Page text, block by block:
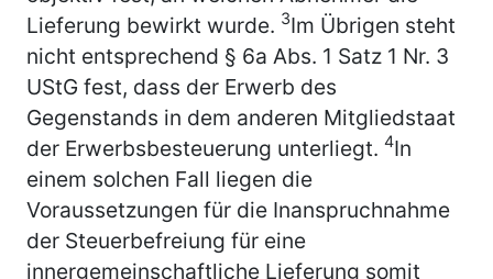
Lieferung bewirkt wurde. 3Im Übrigen steht
nicht entsprechend § 6a Abs. 1 Satz 1 Nr. 3
UStG fest, dass der Erwerb des
Gegenstands in dem anderen Mitgliedstaat
der Erwerbsbesteuerung unterliegt. 4In
einem solchen Fall liegen die
Voraussetzungen für die Inanspruchnahme
der Steuerbefreiung für eine
innergemeinschaftliche Lieferung somit